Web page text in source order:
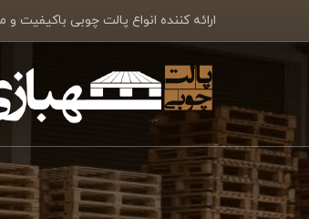
ارائه کننده انواع پالت چوبی باکیفیت